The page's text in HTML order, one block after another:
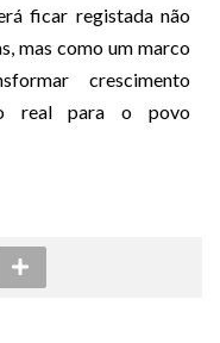
ficar registada não
mas como um marco
crescimento
real para o povo